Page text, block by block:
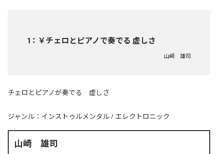
1 ： ￥チェロとピアノで奏でる 虚しさ
山崎 雄司
チェロとピアノが奏でる 虚しさ
ジャンル： インストゥルメンタル / エレクトロニック
山崎 雄司